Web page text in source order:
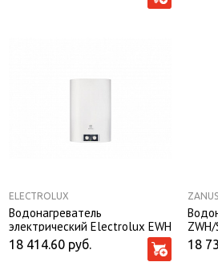
ELECTROLUX
Водонагреватель
электрический Electrolux EWH
80 Formax
18 414.60 руб. 18